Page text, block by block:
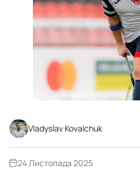
Vladyslav Kovalchuk
24 Листопада 2025